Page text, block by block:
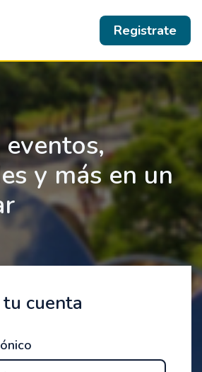
Registrate
y más en un
cuenta